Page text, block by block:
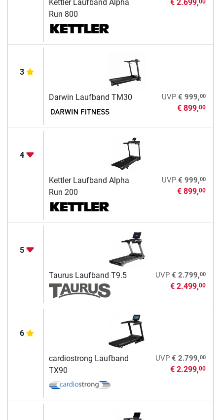
Kettler Laufband Alpha
Run 800
€ 2.699,
3
Darwin Laufband TM30 UVP € 999,00
€ 899,00
4
Kettler Laufband Alpha
Run 200
UVP € 999,00
€ 899,00
5
Taurus Laufband T9.5 UVP € 2.799,00
€ 2.499,00
6
cardiostrong Laufband
TX90
UVP € 2.799,00
€ 2.299,00